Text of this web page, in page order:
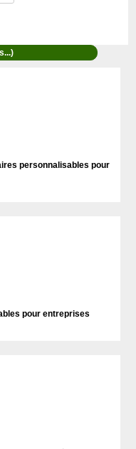
personnalisables pour
pour entreprises